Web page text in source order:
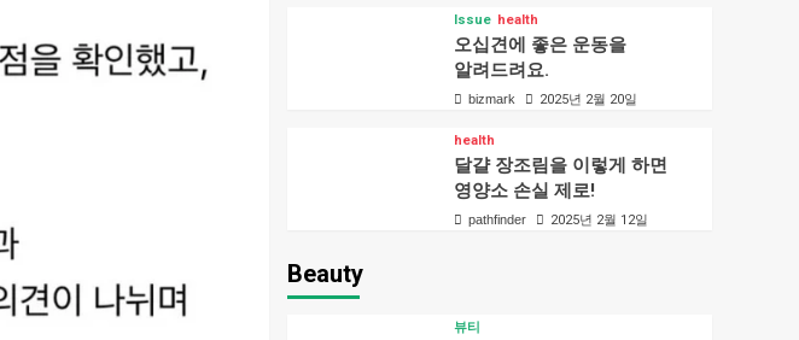
Issue health
오십견에 좋은 운동을
알려드려요.
bizmark 2025년 2월 20일
health
달걀 장조림을 이렇게 하면
영양소 손실 제로!
pathfinder 2025년 2월 12일
Beauty
뷰티